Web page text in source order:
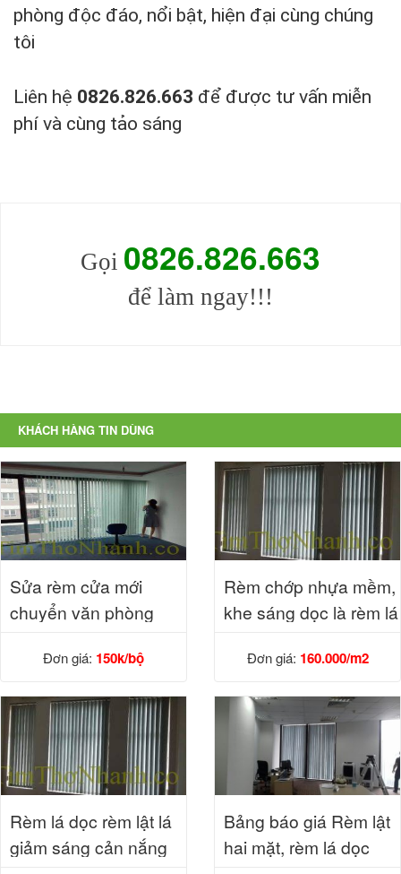
phòng độc đáo, nổi bật, hiện đại cùng chúng
tôi
Liên hệ 0826.826.663 để được tư vấn miễn
phí và cùng tảo sáng
Gọi 0826.826.663
để làm ngay!!!
KHÁCH HÀNG TIN DÙNG
Sửa rèm cửa mới
chuyển văn phòng
Đơn giá: 150k/bộ
Rèm chớp nhựa mềm,
khe sáng dọc là rèm lá
Đơn giá: 160.000/m2
Rèm lá dọc rèm lật lá
giảm sáng cản nắng
Bảng báo giá Rèm lật
hai mặt, rèm lá dọc